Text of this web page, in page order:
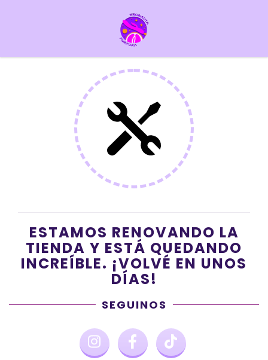
ESTAMOS RENOVANDO LA
TIENDA Y ESTÁ QUEDANDO
INCREÍBLE. ¡VOLVÉ EN UNOS
DÍAS!
SEGUINOS